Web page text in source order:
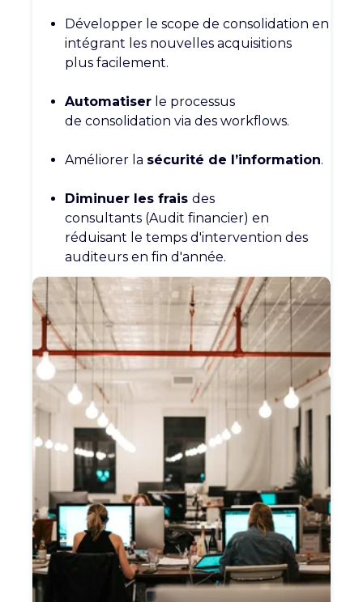
Développer le scope de consolidation en
intégrant les nouvelles acquisitions
plus facilement.
Automatiser le processus
de consolidation via des workflows.
Améliorer la sécurité de l’information.
Diminuer les frais des
consultants (Audit financier) en
réduisant le temps d'intervention des
auditeurs en fin d'année.